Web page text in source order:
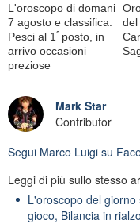
L'oroscopo di domani
7 agosto e classifica:
Pesci al 1ﾟposto, in
arrivo occasioni
preziose
del
Mark Star
Contributor
Segui Marco Luigi su
Leggi di più sullo stesso
L'oroscopo del
gioco, Bilancia in rialzo